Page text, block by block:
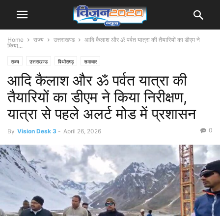
Home राज्य उत्तराखण्ड
आदि कैलाश और ॐ पर्वत यात्रा की तैयारियों का डीएम ने
किया...
राज्य उत्तराखण्ड पिथौरागढ़ समाचार
आदि कैलाश और ॐ पर्वत यात्रा की
तैयारियों का डीएम ने किया निरीक्षण,
यात्रा से पहले अलर्ट मोड में प्रशासन
By Vision Desk 3 - April 26, 2026 0